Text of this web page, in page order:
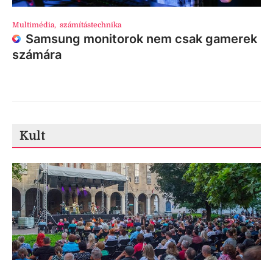
Multimédia, számítástechnika
Samsung monitorok nem csak gamerek
számára
Kult